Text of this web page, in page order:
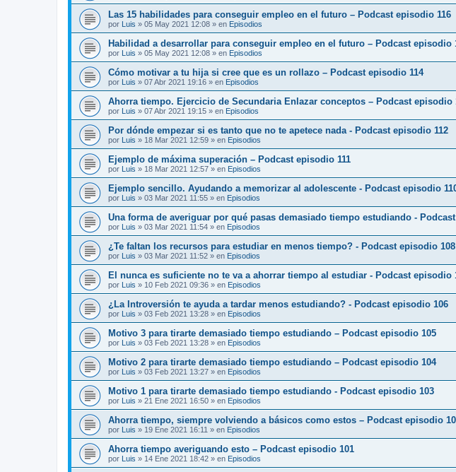
Las 15 habilidades para conseguir empleo en el futuro – Podcast episodio 116
por Luis » 05 May 2021 12:08 » en Episodios
Habilidad a desarrollar para conseguir empleo en el futuro – Podcast episodio
por Luis » 05 May 2021 12:08 » en Episodios
Cómo motivar a tu hija si cree que es un rollazo – Podcast episodio 114
por Luis » 07 Abr 2021 19:16 » en Episodios
Ahorra tiempo. Ejercicio de Secundaria Enlazar conceptos – Podcast episodio
por Luis » 07 Abr 2021 19:15 » en Episodios
Por dónde empezar si es tanto que no te apetece nada - Podcast episodio 112
por Luis » 18 Mar 2021 12:59 » en Episodios
Ejemplo de máxima superación – Podcast episodio 111
por Luis » 18 Mar 2021 12:57 » en Episodios
Ejemplo sencillo. Ayudando a memorizar al adolescente - Podcast episodio
por Luis » 03 Mar 2021 11:55 » en Episodios
Una forma de averiguar por qué pasas demasiado tiempo estudiando -
por Luis » 03 Mar 2021 11:54 » en Episodios
¿Te faltan los recursos para estudiar en menos tiempo? - Podcast episodio 108
por Luis » 03 Mar 2021 11:52 » en Episodios
El nunca es suficiente no te va a ahorrar tiempo al estudiar - Podcast episodio
por Luis » 10 Feb 2021 09:36 » en Episodios
¿La Introversión te ayuda a tardar menos estudiando? - Podcast episodio 106
por Luis » 03 Feb 2021 13:28 » en Episodios
Motivo 3 para tirarte demasiado tiempo estudiando – Podcast episodio 105
por Luis » 03 Feb 2021 13:28 » en Episodios
Motivo 2 para tirarte demasiado tiempo estudiando – Podcast episodio 104
por Luis » 03 Feb 2021 13:27 » en Episodios
Motivo 1 para tirarte demasiado tiempo estudiando - Podcast episodio 103
por Luis » 21 Ene 2021 16:50 » en Episodios
Ahorra tiempo, siempre volviendo a básicos como estos – Podcast episodio
por Luis » 19 Ene 2021 16:11 » en Episodios
Ahorra tiempo averiguando esto – Podcast episodio 101
por Luis » 14 Ene 2021 18:42 » en Episodios